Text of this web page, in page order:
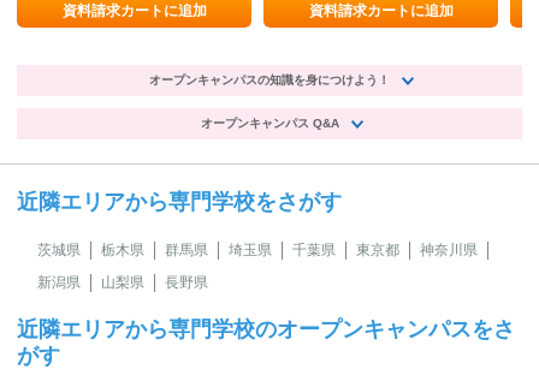
資料請求カートに追加 資料請求カートに追加
オープンキャンパスの知識を身につけよう！
オープンキャンパス Q&A
近隣エリアから専門学校をさがす
茨城県 栃木県 群馬県 埼玉県 千葉県 東京都
神奈川県
新潟県
山梨県 長野県
近隣エリアから専門学校のオープンキャンパスをさ
がす